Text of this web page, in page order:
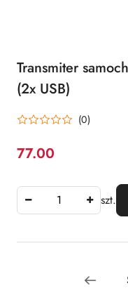
Transmiter
(2x USB)
(0)
Cena:
77.00
szt.